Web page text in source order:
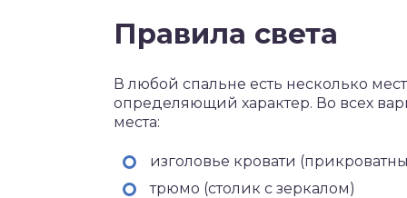
Правила света
В любой спальне есть несколько
определяющий характер. Во всех
места:
изголовье кровати
трюмо (столик с зеркалом)